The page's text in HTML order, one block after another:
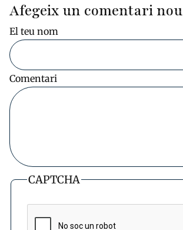
Afegeix un comentari nou
El teu nom
Comentari
CAPTCHA